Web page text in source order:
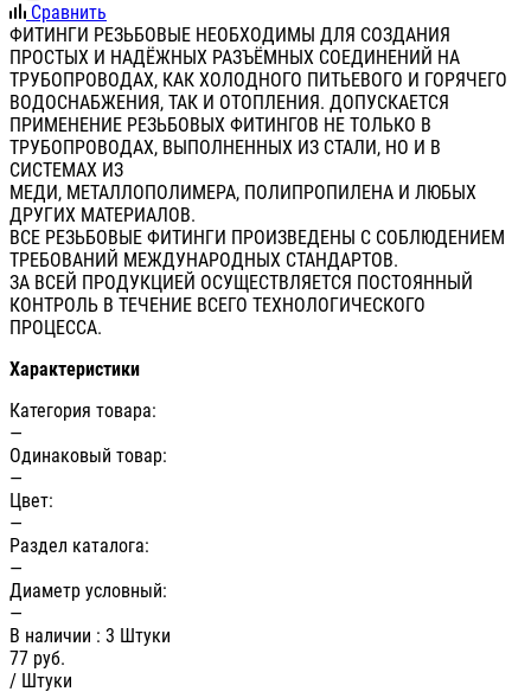
Сравнить
ФИТИНГИ РЕЗЬБОВЫЕ НЕОБХОДИМЫ ДЛЯ СОЗДАНИЯ
ПРОСТЫХ И НАДЁЖНЫХ РАЗЪЁМНЫХ СОЕДИНЕНИЙ НА
ТРУБОПРОВОДАХ, КАК ХОЛОДНОГО ПИТЬЕВОГО И ГОРЯЧЕГО
ВОДОСНАБЖЕНИЯ, ТАК И ОТОПЛЕНИЯ. ДОПУСКАЕТСЯ
ПРИМЕНЕНИЕ РЕЗЬБОВЫХ ФИТИНГОВ НЕ ТОЛЬКО В
ТРУБОПРОВОДАХ, ВЫПОЛНЕННЫХ ИЗ СТАЛИ, НО И В
СИСТЕМАХ ИЗ
МЕДИ, МЕТАЛЛОПОЛИМЕРА, ПОЛИПРОПИЛЕНА И ЛЮБЫХ
ДРУГИХ МАТЕРИАЛОВ.
ВСЕ РЕЗЬБОВЫЕ ФИТИНГИ ПРОИЗВЕДЕНЫ С СОБЛЮДЕНИЕМ
ТРЕБОВАНИЙ МЕЖДУНАРОДНЫХ СТАНДАРТОВ.
ЗА ВСЕЙ ПРОДУКЦИЕЙ ОСУЩЕСТВЛЯЕТСЯ ПОСТОЯННЫЙ
КОНТРОЛЬ В ТЕЧЕНИЕ ВСЕГО ТЕХНОЛОГИЧЕСКОГО
ПРОЦЕССА.
Характеристики
Категория товара:
—
Одинаковый товар:
—
Цвет:
—
Раздел каталога:
—
Диаметр условный:
—
В наличии : 3 Штуки
77 руб.
/ Штуки